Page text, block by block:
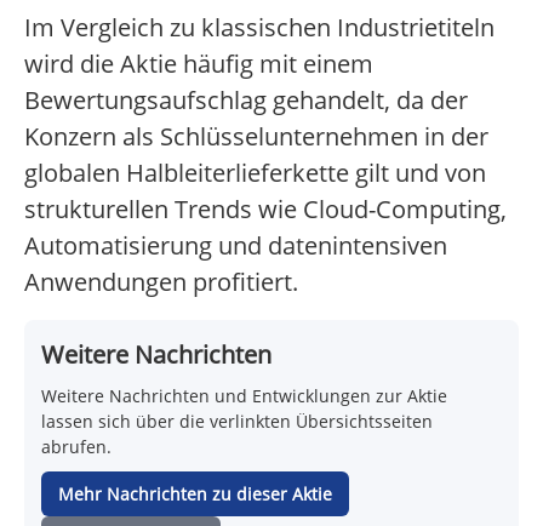
Im Vergleich zu klassischen Industrietiteln
wird die Aktie häufig mit einem
Bewertungsaufschlag gehandelt, da der
Konzern als Schlüsselunternehmen in der
globalen Halbleiterlieferkette gilt und von
strukturellen Trends wie Cloud-Computing,
Automatisierung und datenintensiven
Anwendungen profitiert.
Weitere Nachrichten
Weitere Nachrichten und Entwicklungen zur Aktie
lassen sich über die verlinkten Übersichtsseiten
abrufen.
Mehr Nachrichten zu dieser Aktie